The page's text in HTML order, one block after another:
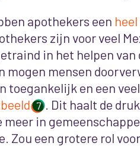
apothekers een
zijn voor veel
in het helpen van
mogen mensen
toegankelijk en een
7
. Dit haalt de
in
Zou een grotere rol